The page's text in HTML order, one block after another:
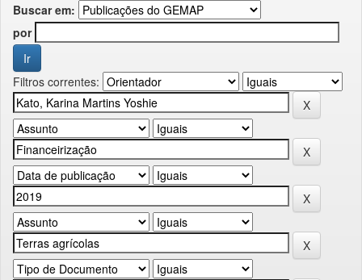
Buscar em:
por
Filtros correntes: